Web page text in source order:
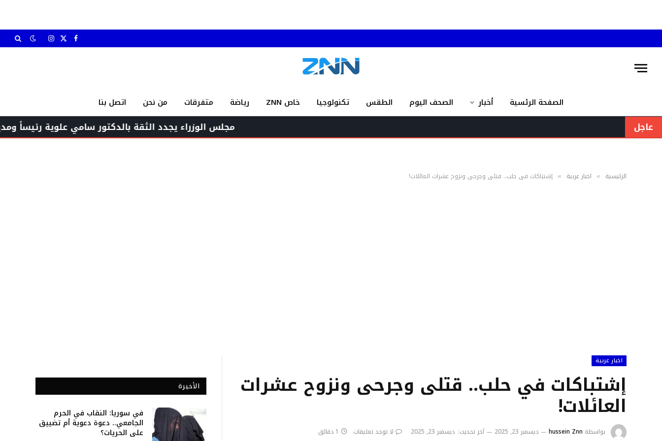
فيسبوك
X الانستغرام
الصفحة الرئسية أخبار الصحف اليوم الطقس تكنولوجيا خاص ZNN رياضة متفرقات من نحن اتصل بنا
عاجل مجلس الوزراء يجدد الثقة بالدكتور سامي علوية رئيساً ومديراً عاماً
الرئيسية » اخبار عربية » إشتباكات في حلب.. قتلى وجرحى ونزوح عشرات العائلات!
اخبار عربية
إشتباكات في حلب.. قتلى وجرحى ونزوح عشرات
العائلات!
بواسطة hussein Znn ديسمبر 23, 2025 آخر تحديث: ديسمبر 23, 2025 لا توجد تعليقات 1 دقائق
الأخيرة
في سوريا: النقاب في الحرم
الجامعي.. دعوة دعوية أم تضييق
على الحريات؟